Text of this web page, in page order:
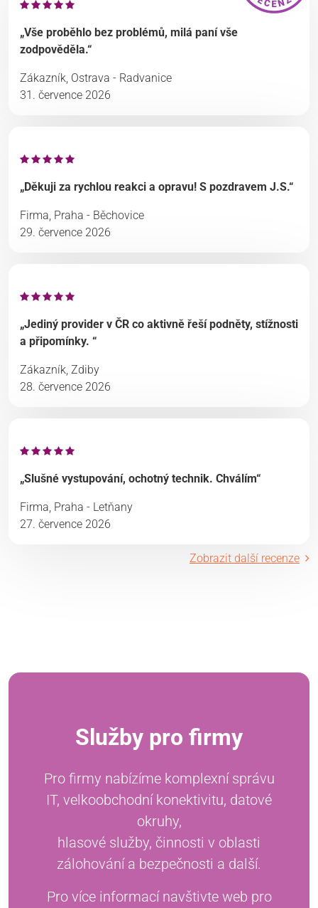
„Vše proběhlo bez problémů, milá paní vše
zodpověděla.“
Zákazník, Ostrava - Radvanice
31. července 2026
„Děkuji za rychlou reakci a opravu! S pozdravem J.S.“
Firma, Praha - Běchovice
29. července 2026
„Jediný provider v ČR co aktivně řeší podněty, stížnosti
a připomínky. “
Zákazník, Zdiby
28. července 2026
„Slušné vystupování, ochotný technik. Chválím“
Firma, Praha - Letňany
27. července 2026
Zobrazit další recenze
Služby pro firmy
Pro firmy nabízíme komplexní správu
IT, velkoobchodní konektivitu, datové
okruhy,
hlasové služby, činnosti v oblasti
zálohování a bezpečnosti a další.
Pro více informací navštivte web pro